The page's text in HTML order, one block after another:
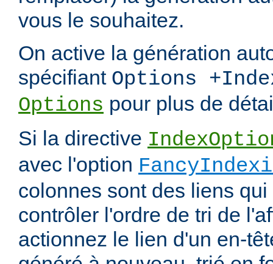
vous le souhaitez.
On active la génération
spécifiant Options
Options pour plus de
Si la directive
avec l'option
colonnes sont des liens
contrôler l'ordre de tri de
actionnez le lien d'un en-